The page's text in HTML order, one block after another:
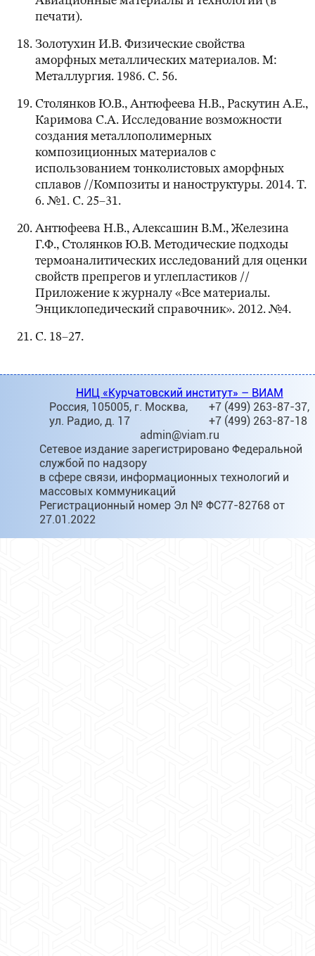
печати).
Золотухин И.В. Физические свойства
аморфных металлических материалов. М:
Металлургия. 1986. С. 56.
Столянков Ю.В., Антюфеева Н.В., Раскутин А.Е.,
Каримова С.А. Исследование возможности
создания металлополимерных
композиционных материалов с
использованием тонколистовых аморфных
сплавов //Композиты и наноструктуры. 2014. Т.
6. №1. С. 25–31.
Антюфеева Н.В., Алексашин В.М., Железина
Г.Ф., Столянков Ю.В. Методические подходы
термоаналитических исследований для оценки
свойств препрегов и углепластиков //
Приложение к журналу «Все материалы.
Энциклопедический справочник». 2012. №4.
С. 18–27.
НИЦ «Курчатовский институт» – ВИАМ
Россия, 105005, г. Москва,
ул. Радио, д. 17
+7 (499) 263-87-37,
+7 (499) 263-87-18
admin@viam.ru
Сетевое издание зарегистрировано Федеральной
службой по надзору
в сфере связи, информационных технологий и
массовых коммуникаций
Регистрационный номер Эл № ФС77-82768 от
27.01.2022